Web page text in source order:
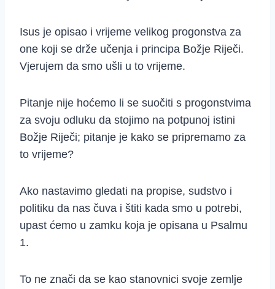
Isus je opisao i vrijeme velikog progonstva za
one koji se drže učenja i principa Božje Riječi.
Vjerujem da smo ušli u to vrijeme.
Pitanje nije hoćemo li se suočiti s progonstvima
za svoju odluku da stojimo na potpunoj istini
Božje Riječi; pitanje je kako se pripremamo za
to vrijeme?
Ako nastavimo gledati na propise, sudstvo i
politiku da nas čuva i štiti kada smo u potrebi,
upast ćemo u zamku koja je opisana u Psalmu
1.
To ne znači da se kao stanovnici svoje zemlje